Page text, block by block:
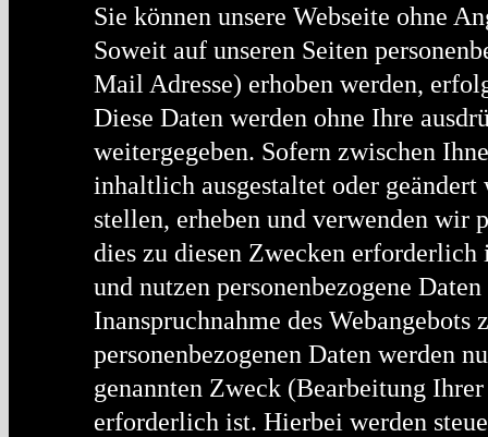
Sie können unsere Webseite ohne
Soweit auf unseren Seiten
Mail Adresse) erhoben werden,
Diese Daten werden ohne Ihre
weitergegeben. Sofern zwischen
inhaltlich ausgestaltet oder
stellen, erheben und verwenden wir
dies zu diesen Zwecken
und nutzen personenbezogene
Inanspruchnahme des
personenbezogenen Daten werden
genannten Zweck (Bearbeitung
erforderlich ist. Hierbei werden